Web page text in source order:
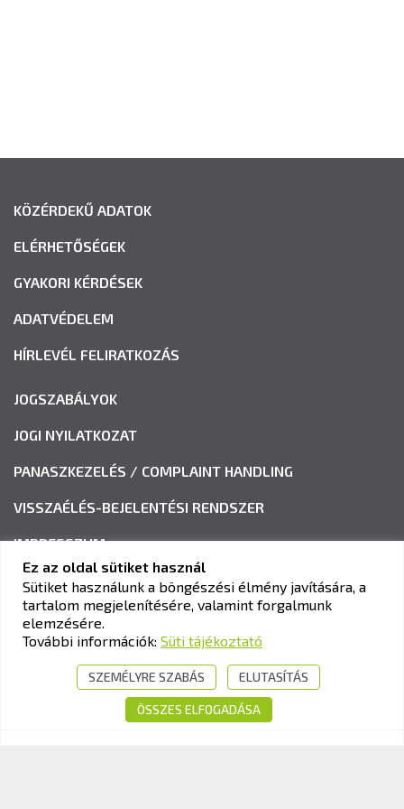
KÖZÉRDEKŰ ADATOK
ELÉRHETŐSÉGEK
GYAKORI KÉRDÉSEK
ADATVÉDELEM
HÍRLEVÉL FELIRATKOZÁS
JOGSZABÁLYOK
JOGI NYILATKOZAT
PANASZKEZELÉS / COMPLAINT HANDLING
VISSZAÉLÉS-BEJELENTÉSI RENDSZER
IMPRESSZUM
KAV KÖZLEKEDÉSI ALKALMASSÁGI ÉS VIZSGAKÖZPONT
Cím:1033 Budapest, Polgár utca 8-10.
+36-1-510-0101
info@kavk.hu
Ez az oldal sütiket használ
Sütiket használunk a böngészési élmény javítására, a
tartalom megjelenítésére, valamint forgalmunk
elemzésére.
További információk: Süti tájékoztató
SZEMÉLYRE SZABÁS ELUTASÍTÁS
ÖSSZES ELFOGADÁSA